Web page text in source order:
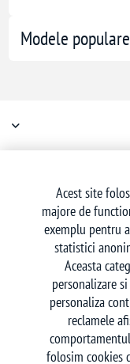
Modele populare
Acest site
majore de
exemplu pentru
statistici
Aceasta
personalizare
personaliza
reclamele
folosim cookies